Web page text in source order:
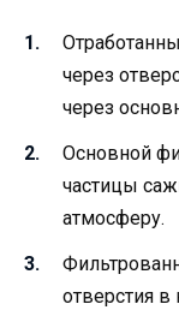
через
через
Основной
частицы
атмосферу.
отверстия в